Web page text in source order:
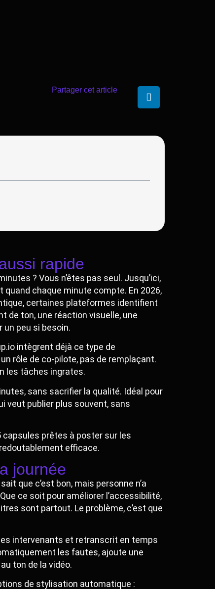
Partager cet article
rapide
? Vous n’êtes pas seul. Jusqu’ici,
quand chaque minute compte. En 2026,
certaines plateformes identifient
de ton, une réaction visuelle, une
un peu si besoin.
intègrent déjà ce type de
rôle de co-pilote, pas de remplaçant.
les tâches ingrates.
sans sacrifier la qualité. Idéal pour
veut publier plus souvent, sans
capsules prêtes à poster sur les
efficace.
journée
que c’est bon, mais personne n’a
ce soit pour améliorer l’accessibilité,
sont partout. Le problème, c’est que
intervenants et retranscrit en temps
les fautes, ajoute une
ton de la vidéo.
de stylisation automatique :